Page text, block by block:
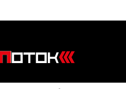
агентство
"МедиаПоток"